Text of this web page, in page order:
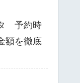
予約時
額を徹底